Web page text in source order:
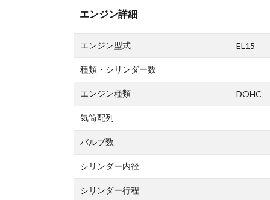
エンジン詳細
エンジン型式 EL15
種類・シリンダー数
エンジン種類 DOHC
気筒配列
バルブ数
シリンダー内径
シリンダー行程